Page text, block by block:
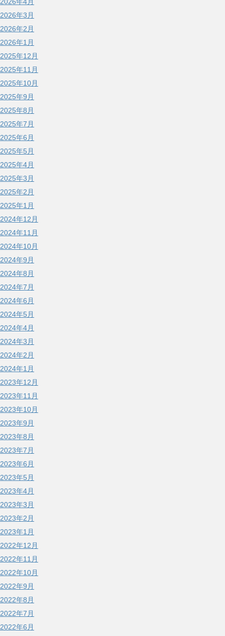
2026年3月
2026年2月
2026年1月
2025年12月
2025年11月
2025年10月
2025年9月
2025年8月
2025年7月
2025年6月
2025年5月
2025年4月
2025年3月
2025年2月
2025年1月
2024年12月
2024年11月
2024年10月
2024年9月
2024年8月
2024年7月
2024年6月
2024年5月
2024年4月
2024年3月
2024年2月
2024年1月
2023年12月
2023年11月
2023年10月
2023年9月
2023年8月
2023年7月
2023年6月
2023年5月
2023年4月
2023年3月
2023年2月
2023年1月
2022年12月
2022年11月
2022年10月
2022年9月
2022年8月
2022年7月
2022年6月